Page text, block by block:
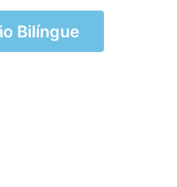
aqui
Bilíngue